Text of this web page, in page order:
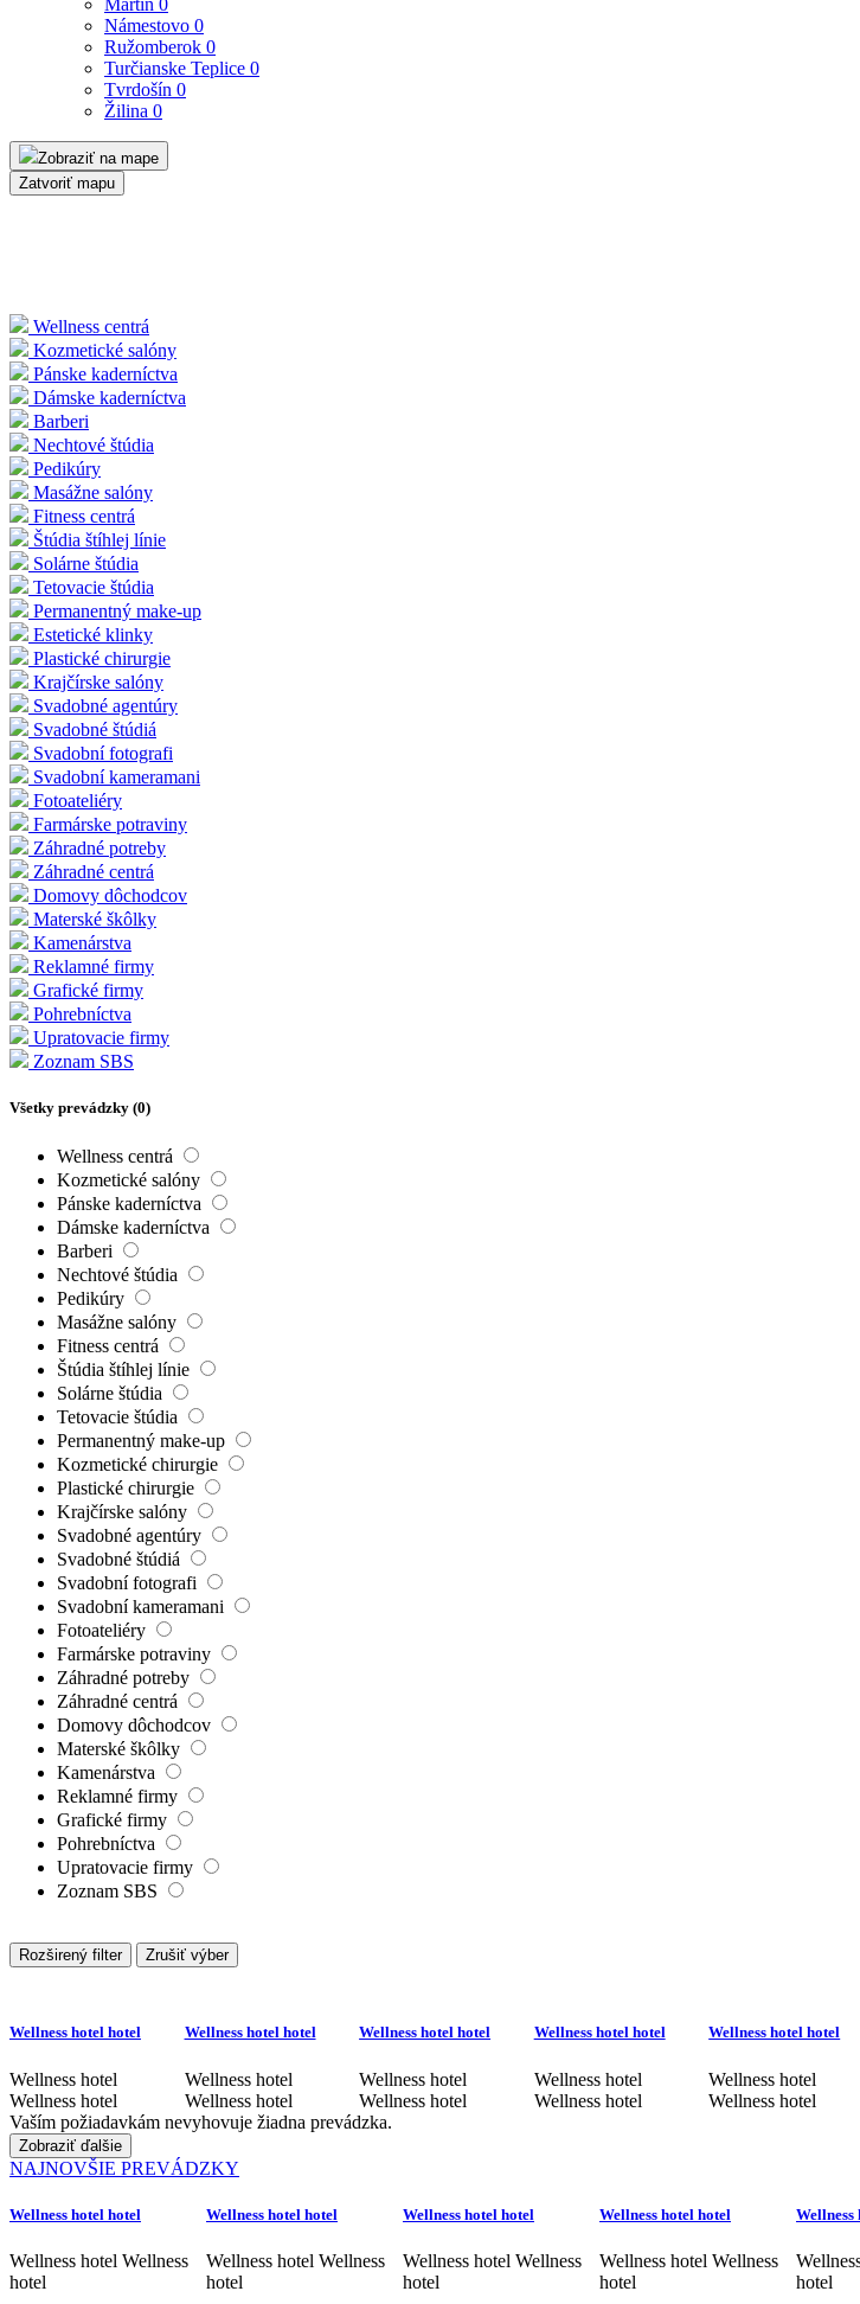
Martin 0
Námestovo 0
Ružomberok 0
Turčianske Teplice 0
Tvrdošín 0
Žilina 0
Zobraziť na mape
Zatvoriť mapu
Wellness centrá
Kozmetické salóny
Pánske kaderníctva
Dámske kaderníctva
Barberi
Nechtové štúdia
Pedikúry
Masážne salóny
Fitness centrá
Štúdia štíhlej línie
Solárne štúdia
Tetovacie štúdia
Permanentný make-up
Estetické klinky
Plastické chirurgie
Krajčírske salóny
Svadobné agentúry
Svadobné štúdiá
Svadobní fotografi
Svadobní kameramani
Fotoateliéry
Farmárske potraviny
Záhradné potreby
Záhradné centrá
Domovy dôchodcov
Materské škôlky
Kamenárstva
Reklamné firmy
Grafické firmy
Pohrebníctva
Upratovacie firmy
Zoznam SBS
Všetky prevádzky (0)
Wellness centrá
Kozmetické salóny
Pánske kaderníctva
Dámske kaderníctva
Barberi
Nechtové štúdia
Pedikúry
Masážne salóny
Fitness centrá
Štúdia štíhlej línie
Solárne štúdia
Tetovacie štúdia
Permanentný make-up
Kozmetické chirurgie
Plastické chirurgie
Krajčírske salóny
Svadobné agentúry
Svadobné štúdiá
Svadobní fotografi
Svadobní kameramani
Fotoateliéry
Farmárske potraviny
Záhradné potreby
Záhradné centrá
Domovy dôchodcov
Materské škôlky
Kamenárstva
Reklamné firmy
Grafické firmy
Pohrebníctva
Upratovacie firmy
Zoznam SBS
Rozširený filter Zrušiť výber
Wellness hotel hotel
Wellness hotel
Wellness hotel
Wellness hotel hotel
Wellness hotel
Wellness hotel
Wellness hotel hotel
Wellness hotel
Wellness hotel
Wellness hotel hotel
Wellness hotel
Wellness hotel
Wellness hotel hotel
Wellness hotel
Wellness hotel
Vaším požiadavkám nevyhovuje žiadna prevádzka.
Zobraziť ďalšie
NAJNOVŠIE PREVÁDZKY
Wellness hotel hotel
Wellness hotel Wellness
hotel
Wellness hotel hotel
Wellness hotel Wellness
hotel
Wellness hotel hotel
Wellness hotel Wellness
hotel
Wellness hotel hotel
Wellness hotel Wellness
hotel
Wellness
hotel